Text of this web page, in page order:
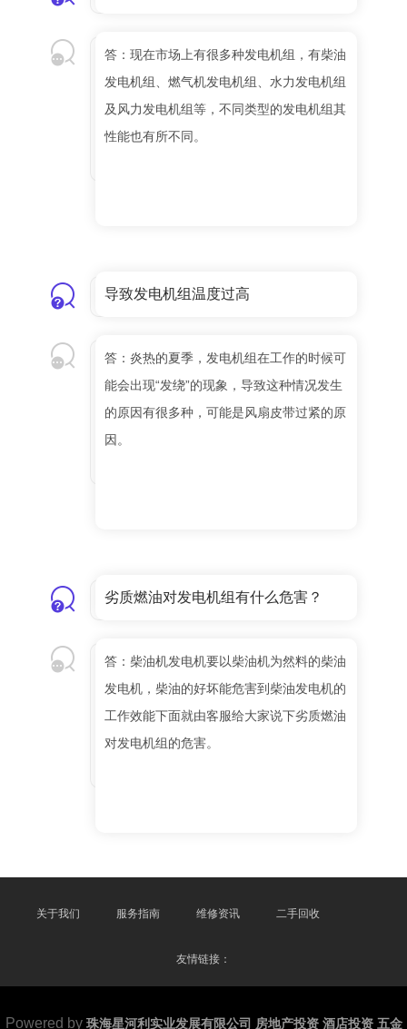
答：现在市场上有很多种发电机组，有柴油
发电机组、燃气机发电机组、水力发电机组
及风力发电机组等，不同类型的发电机组其
性能也有所不同。
导致发电机组温度过高
答：炎热的夏季，发电机组在工作的时候可
能会出现“发绕”的现象，导致这种情况发生
的原因有很多种，可能是风扇皮带过紧的原
因。
劣质燃油对发电机组有什么危害？
答：柴油机发电机要以柴油机为然料的柴油
发电机，柴油的好坏能危害到柴油发电机的
工作效能下面就由客服给大家说下劣质燃油
对发电机组的危害。
关于我们 服务指南 维修资讯 二手回收
友情链接：
Powered by 珠海星河利实业发展有限公司 房地产投资 酒店投资 五金